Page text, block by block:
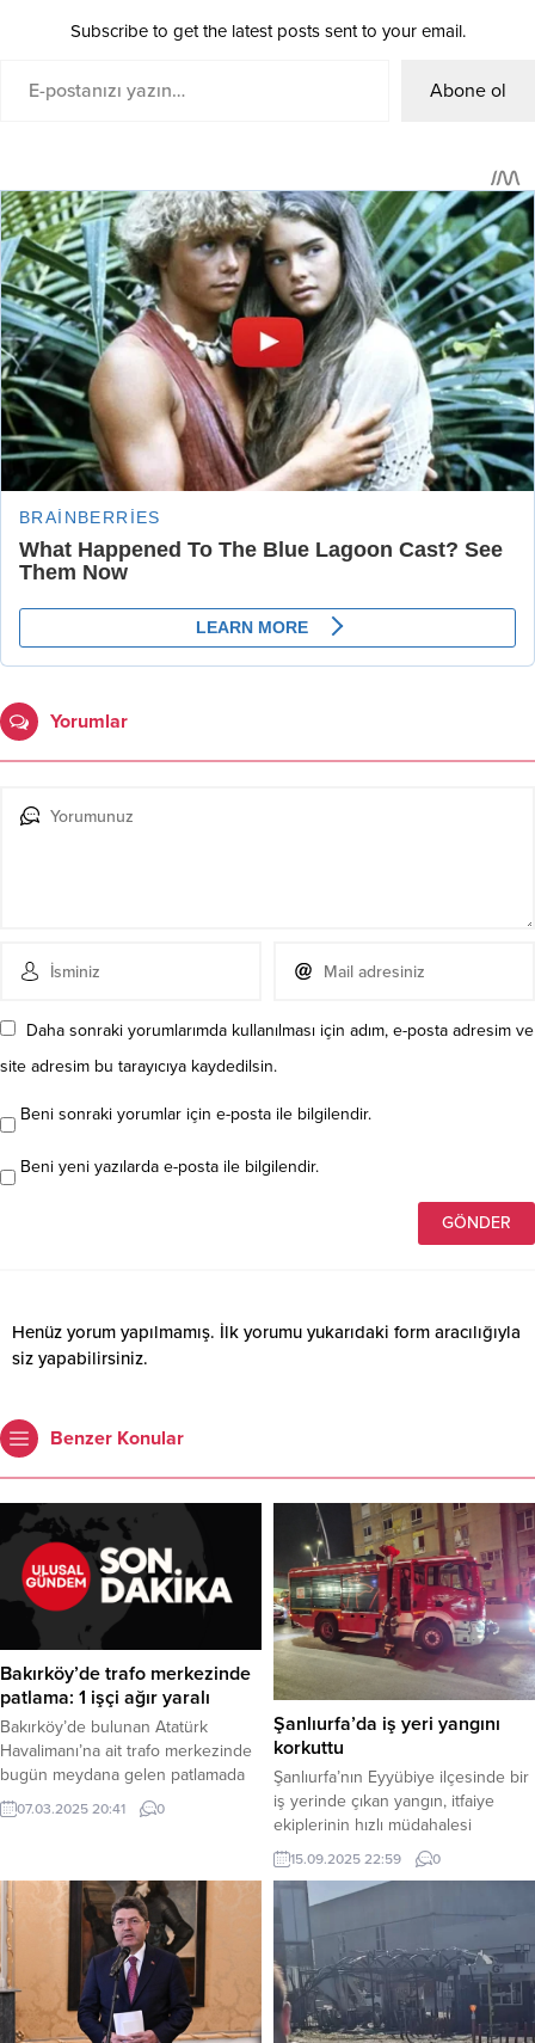
Subscribe to get the latest posts sent to your email.
Abone ol
Yorumlar
Daha sonraki yorumlarımda kullanılması için adım, e-posta adresim ve
site adresim bu tarayıcıya kaydedilsin.
Beni sonraki yorumlar için e-posta ile bilgilendir.
Beni yeni yazılarda e-posta ile bilgilendir.
Henüz yorum yapılmamış. İlk yorumu yukarıdaki form aracılığıyla
siz yapabilirsiniz.
Benzer Konular
Bakırköy’de trafo merkezinde
patlama: 1 işçi ağır yaralı
Bakırköy’de bulunan Atatürk
Havalimanı’na ait trafo merkezinde
bugün meydana gelen patlamada
bir işçi ağır yaralandı. Olay,
Yeşilköy’deki trafo merkezinde
trafoda çalışan Sabri E. isimli işçi
ağır yaralandı. İhbar üzerine olay
yerine itfaiye, polis ve sağlık
ekipleri sevk edildi. İlk müdahalesi
olay yerinde...
07.03.2025 20:41 0
Şanlıurfa’da iş yeri yangını
korkuttu
Şanlıurfa’nın Eyyübiye ilçesinde bir
iş yerinde çıkan yangın, itfaiye
ekiplerinin hızlı müdahalesi
sayesinde büyümeden söndürüldü.
Haber Merkezi – Olay, bu akşam
saatlerinde Eyyübiye ilçesine bağlı
Karakoyunlu Mahallesi’nde
meydana geldi. Edinilen bilgiye
göre, bir iş yerinden alevlerin
yükseldiğini gören çevredeki
vatandaşlar, durumu 112 Acil Çağrı
15.09.2025 22:59 0